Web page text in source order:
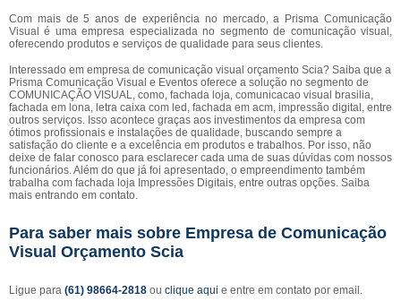
Com mais de 5 anos de experiência no mercado, a Prisma Comunicação
Visual é uma empresa especializada no segmento de comunicação visual,
oferecendo produtos e serviços de qualidade para seus clientes.
Interessado em empresa de comunicação visual orçamento Scia? Saiba que a
Prisma Comunicação Visual e Eventos oferece a solução no segmento de
COMUNICAÇÃO VISUAL, como, fachada loja, comunicacao visual brasilia,
fachada em lona, letra caixa com led, fachada em acm, impressão digital, entre
outros serviços. Isso acontece graças aos investimentos da empresa com
ótimos profissionais e instalações de qualidade, buscando sempre a
satisfação do cliente e a excelência em produtos e trabalhos. Por isso, não
deixe de falar conosco para esclarecer cada uma de suas dúvidas com nossos
funcionários. Além do que já foi apresentado, o empreendimento também
trabalha com fachada loja Impressões Digitais, entre outras opções. Saiba
mais entrando em contato.
Para saber mais sobre Empresa de Comunicação
Visual Orçamento Scia
Ligue para (61) 98664-2818 ou clique aqui e entre em contato por email.